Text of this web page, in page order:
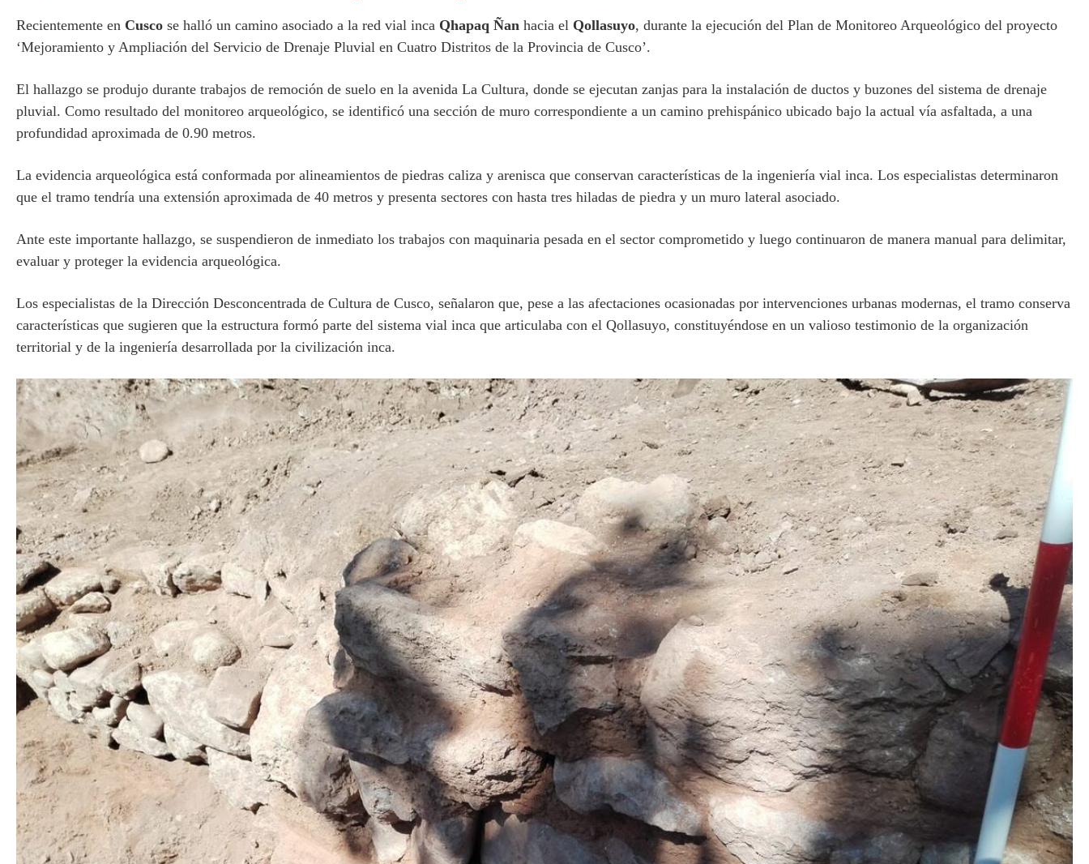
Recientemente en Cusco se halló un camino asociado a la red vial inca Qhapaq Ñan hacia el Qollasuyo, durante la ejecución del Plan de Monitoreo Arqueológico del proyecto
‘Mejoramiento y Ampliación del Servicio de Drenaje Pluvial en Cuatro Distritos de la Provincia de Cusco’.
El hallazgo se produjo durante trabajos de remoción de suelo en la avenida La Cultura, donde se ejecutan zanjas para la instalación de ductos y buzones del sistema de drenaje
pluvial. Como resultado del monitoreo arqueológico, se identificó una sección de muro correspondiente a un camino prehispánico ubicado bajo la actual vía asfaltada, a una
profundidad aproximada de 0.90 metros.
La evidencia arqueológica está conformada por alineamientos de piedras caliza y arenisca que conservan características de la ingeniería vial inca. Los especialistas determinaron
que el tramo tendría una extensión aproximada de 40 metros y presenta sectores con hasta tres hiladas de piedra y un muro lateral asociado.
Ante este importante hallazgo, se suspendieron de inmediato los trabajos con maquinaria pesada en el sector comprometido y luego continuaron de manera manual para delimitar,
evaluar y proteger la evidencia arqueológica.
Los especialistas de la Dirección Desconcentrada de Cultura de Cusco, señalaron que, pese a las afectaciones ocasionadas por intervenciones urbanas modernas, el tramo conserva
características que sugieren que la estructura formó parte del sistema vial inca que articulaba con el Qollasuyo, constituyéndose en un valioso testimonio de la organización
territorial y de la ingeniería desarrollada por la civilización inca.